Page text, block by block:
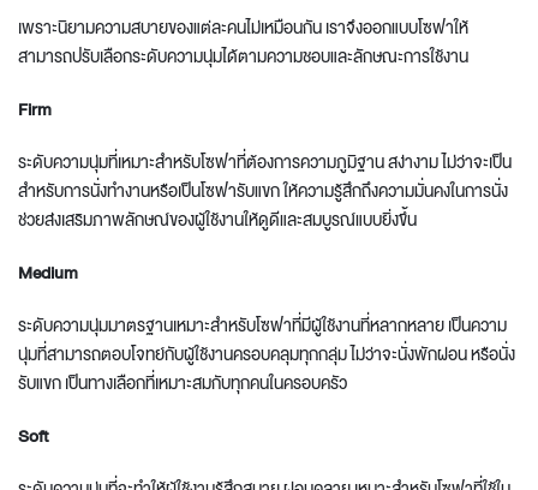
เพราะนิยามความสบายของแต่ละคนไม่เหมือนกัน เราจึงออกแบบโซฟาให้
สามารถปรับเลือกระดับความนุ่มได้ตามความชอบและลักษณะการใช้งาน
Firm
ระดับความนุ่มที่เหมาะสำหรับโซฟาที่ต้องการความภูมิฐาน สง่างาม ไม่ว่าจะเป็น
สำหรับการนั่งทำงานหรือเป็นโซฟารับแขก ให้ความรู้สึกถึงความมั่นคงในการนั่ง
ช่วยส่งเสริมภาพลักษณ์ของผู้ใช้งานให้ดูดีและสมบูรณ์แบบยิ่งขึ้น
Medium
ระดับความนุ่มมาตรฐานเหมาะสำหรับโซฟาที่มีผู้ใช้งานที่หลากหลาย เป็นความ
นุ่มที่สามารถตอบโจทย์กับผู้ใช้งานครอบคลุมทุกกลุ่ม ไม่ว่าจะนั่งพักผ่อน หรือนั่ง
รับแขก เป็นทางเลือกที่เหมาะสมกับทุกคนในครอบครัว
Soft